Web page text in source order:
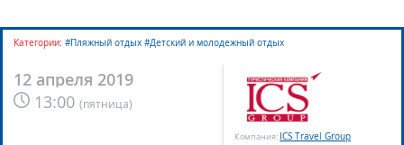
12 апреля 2019
13:00 (пятница)
Компания: ICS Travel Group
Категории: #Пляжный отдых #Детский и молодежный отдых